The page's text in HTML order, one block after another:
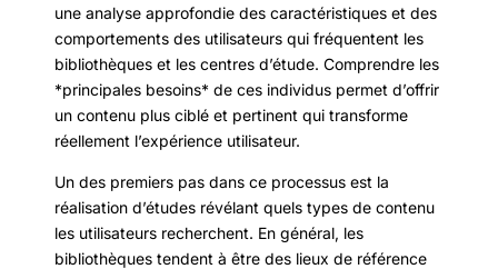
une analyse approfondie des caractéristiques et des
comportements des utilisateurs qui fréquentent les
bibliothèques et les centres d’étude. Comprendre les
*principales besoins* de ces individus permet d’offrir
un contenu plus ciblé et pertinent qui transforme
réellement l’expérience utilisateur.
Un des premiers pas dans ce processus est la
réalisation d’études révélant quels types de contenu
les utilisateurs recherchent. En général, les
bibliothèques tendent à être des lieux de référence